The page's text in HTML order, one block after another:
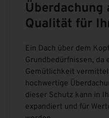
Überdachung
Qualität für
Ein Dach über dem
Grundbedürfnissen, da
Gemütlichkeit
hochwertige
dieser Schutz kann in
expandiert und für